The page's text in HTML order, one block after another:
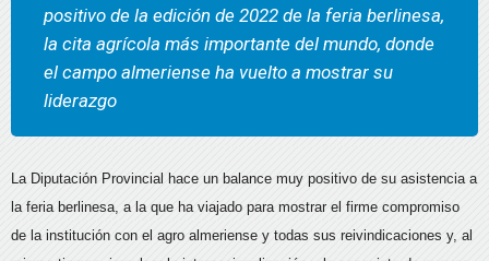
positivo de la edición de 2022 de la feria berlinesa,
la cita agrícola más importante del mundo, donde
el campo almeriense ha vuelto a mostrar su
liderazgo
La Diputación Provincial hace un balance muy positivo de su asistencia a
la feria berlinesa, a la que ha viajado para mostrar el firme compromiso
de la institución con el agro almeriense y todas sus reivindicaciones y, al